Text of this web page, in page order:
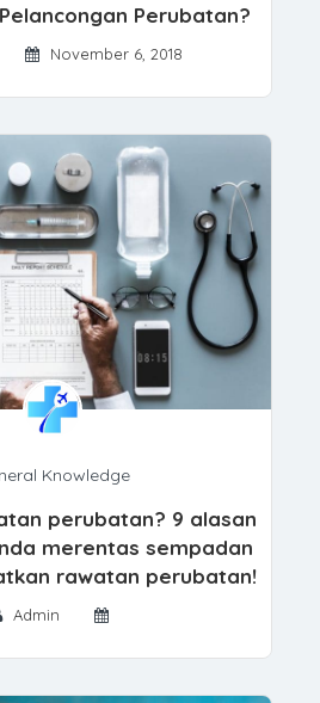
Perubatan?
November 6, 2018
Knowledge
perubatan? 9 alasan
merentas sempadan
rawatan perubatan!
Admin